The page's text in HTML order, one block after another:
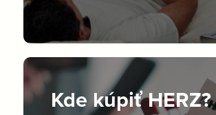
Kde kúpiť HERZ?